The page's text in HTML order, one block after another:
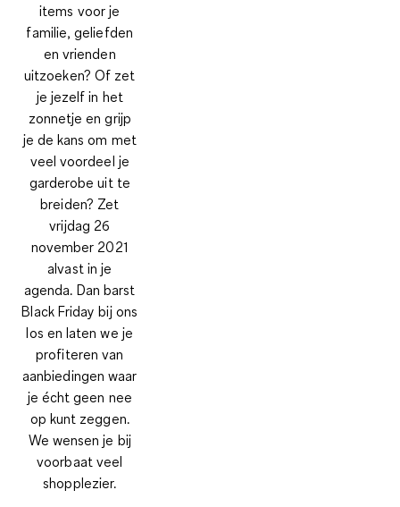
items voor je
familie, geliefden
en vrienden
uitzoeken? Of zet
je jezelf in het
zonnetje en grijp
je de kans om met
veel voordeel je
garderobe uit te
breiden? Zet
vrijdag 26
november 2021
alvast in je
agenda. Dan barst
Black Friday bij ons
los en laten we je
profiteren van
aanbiedingen waar
je écht geen nee
op kunt zeggen.
We wensen je bij
voorbaat veel
shopplezier.